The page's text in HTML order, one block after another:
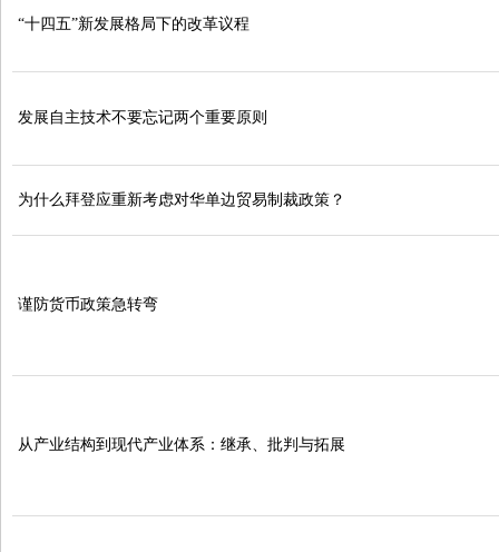
“十四五”新发展格局下的改革议程
发展自主技术不要忘记两个重要原则
为什么拜登应重新考虑对华单边贸易制裁政策？
谨防货币政策急转弯
从产业结构到现代产业体系：继承、批判与拓展